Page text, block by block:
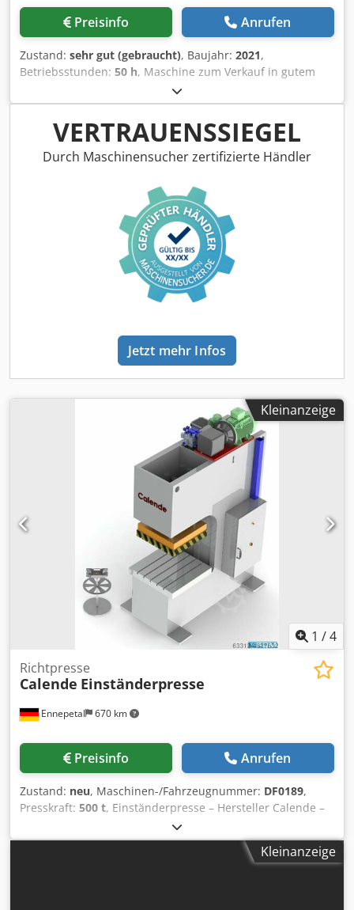
Preisinfo Anrufen
Zustand: sehr gut (gebraucht), Baujahr: 2021,
Betriebsstunden: 50 h, Maschine zum Verkauf in gutem
Zustand mit niedrigen Betriebsstunden. Cedjxbb Hrepfx
Aiderf
VERTRAUENSSIEGEL
Durch Maschinensucher zertifizierte Händler
Jetzt mehr Infos
Kleinanzeige
1 /4
Ennepetal 670 km
Richtpresse
Calende Einständerpresse
Preisinfo Anrufen
Zustand: neu, Maschinen-/Fahrzeugnummer: DF0189,
Presskraft: 500 t, Einständerpresse – Hersteller Calende –
500 t Richtpresse – Tisch 1.200 × 1.200 mm Zum Verkauf
steht eine leistungsstarke hydraulische Einständerpresse
des Herstellers Calende mit einer Presskraft von 500 t. Die
Kleinanzeige